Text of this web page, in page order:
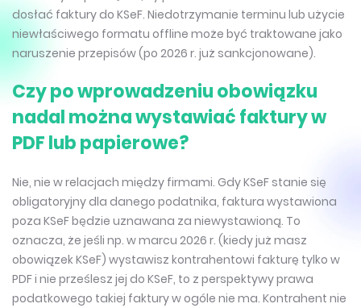
dosłać faktury do KSeF. Niedotrzymanie terminu lub użycie
niewłaściwego formatu offline może być traktowane jako
naruszenie przepisów (po 2026 r. już sankcjonowane).
Czy po wprowadzeniu obowiązku
nadal można wystawiać faktury w
PDF lub papierowe?
Nie, nie w relacjach między firmami. Gdy KSeF stanie się
obligatoryjny dla danego podatnika, faktura wystawiona
poza KSeF będzie uznawana za niewystawioną. To
oznacza, że jeśli np. w marcu 2026 r. (kiedy już masz
obowiązek KSeF) wystawisz kontrahentowi fakturę tylko w
PDF i nie prześlesz jej do KSeF, to z perspektywy prawa
podatkowego takiej faktury w ogóle nie ma. Kontrahent nie